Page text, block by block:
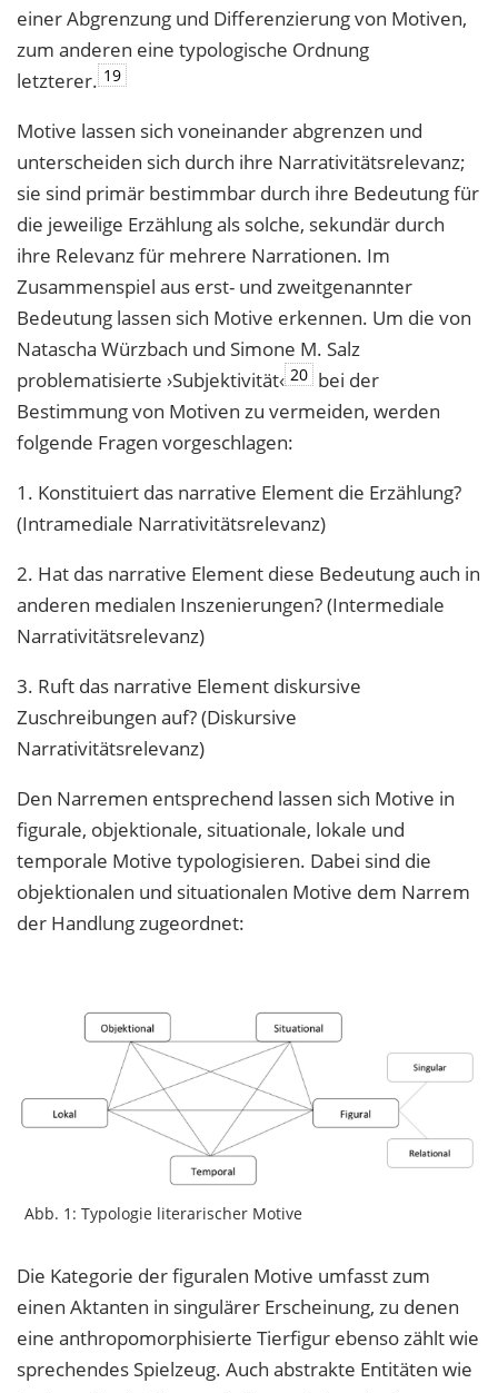
einer Abgrenzung und Differenzierung von Motiven,
zum anderen eine typologische Ordnung
letzterer. 19
Motive lassen sich voneinander abgrenzen und
unterscheiden sich durch ihre Narrativitätsrelevanz;
sie sind primär bestimmbar durch ihre Bedeutung für
die jeweilige Erzählung als solche, sekundär durch
ihre Relevanz für mehrere Narrationen. Im
Zusammenspiel aus erst- und zweitgenannter
Bedeutung lassen sich Motive erkennen. Um die von
Natascha Würzbach und Simone M. Salz
problematisierte ›Subjektivität‹ 20 bei der
Bestimmung von Motiven zu vermeiden, werden
folgende Fragen vorgeschlagen:
1. Konstituiert das narrative Element die Erzählung?
(Intramediale Narrativitätsrelevanz)
2. Hat das narrative Element diese Bedeutung auch in
anderen medialen Inszenierungen? (Intermediale
Narrativitätsrelevanz)
3. Ruft das narrative Element diskursive
Zuschreibungen auf? (Diskursive
Narrativitätsrelevanz)
Den Narremen entsprechend lassen sich Motive in
figurale, objektionale, situationale, lokale und
temporale Motive typologisieren. Dabei sind die
objektionalen und situationalen Motive dem Narrem
der Handlung zugeordnet:
Abb. 1: Typologie literarischer Motive
Die Kategorie der figuralen Motive umfasst zum
einen Aktanten in singulärer Erscheinung, zu denen
eine anthropomorphisierte Tierfigur ebenso zählt wie
sprechendes Spielzeug. Auch abstrakte Entitäten wie